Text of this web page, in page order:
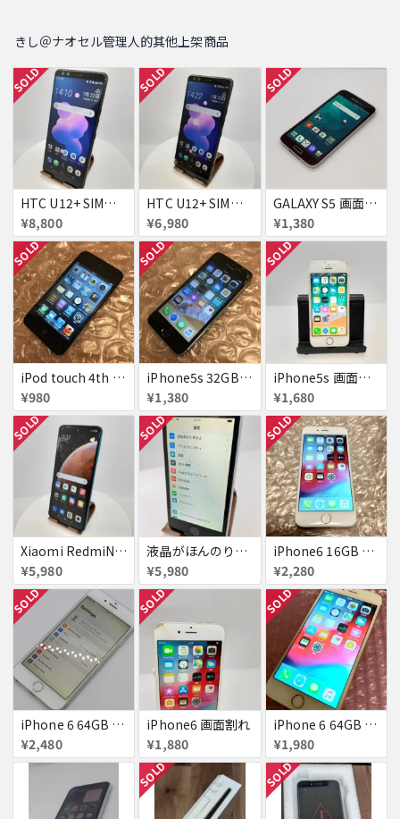
きし＠ナオセル管理人的其他上架商品
SOLD
HTC U12+ SIMフリー 354395090093622
¥8,800
SOLD
HTC U12+ SIMフリー 354395090091634
¥6,980
SOLD
GALAXY S5 画面焼け docomo SC-04F
¥1,380
SOLD
iPod touch 4th 32GB バッテリー劣化あり
¥980
SOLD
iPhone5s 32GB docomo 画面割れ
¥1,380
SOLD
iPhone5s 画面割れ
¥1,680
SOLD
Xiaomi RedmiNote9S SIMフリー 863954040594602
¥5,980
SOLD
液晶がほんのり黄色いiPhone SE
¥5,980
SOLD
iPhone6 16GB au 液晶表示不良
¥2,280
SOLD
iPhone 6 64GB Softbank
¥2,480
SOLD
iPhone6 画面割れ
¥1,880
SOLD
iPhone 6 64GB docomo
¥1,980
SOLD SOLD